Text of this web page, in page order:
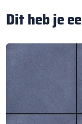
Dit heb je